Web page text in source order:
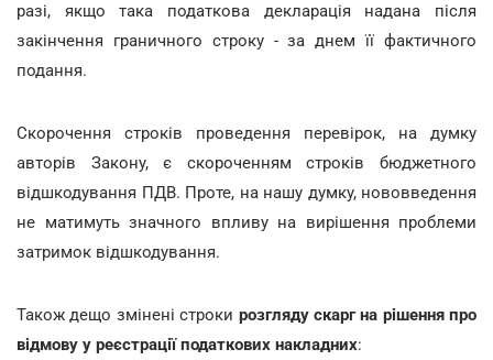
разі, якщо така податкова декларація надана після
закінчення граничного строку - за днем її фактичного
подання.
Скорочення строків проведення перевірок, на думку
авторів Закону, є скороченням строків бюджетного
відшкодування ПДВ. Проте, на нашу думку, нововведення
не матимуть значного впливу на вирішення проблеми
затримок відшкодування.
Також дещо змінені строки розгляду скарг на рішення про
відмову у реєстрації податкових накладних: